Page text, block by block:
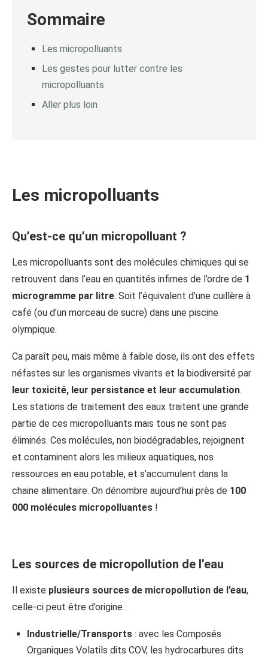
Sommaire
Les micropolluants
Les gestes pour lutter contre les
micropolluants
Aller plus loin
Les micropolluants
Qu’est-ce qu’un micropolluant ?
Les micropolluants sont des molécules chimiques qui se
retrouvent dans l’eau en quantités infimes de l’ordre de 1
microgramme par litre. Soit l’équivalent d’une cuillère à
café (ou d’un morceau de sucre) dans une piscine
olympique.
Ca paraît peu, mais même à faible dose, ils ont des effets
néfastes sur les organismes vivants et la biodiversité par
leur toxicité, leur persistance et leur accumulation.
Les stations de traitement des eaux traitent une grande
partie de ces micropolluants mais tous ne sont pas
éliminés. Ces molécules, non biodégradables, rejoignent
et contaminent alors les milieux aquatiques, nos
ressources en eau potable, et s’accumulent dans la
chaine alimentaire. On dénombre aujourd’hui près de 100
000 molécules micropolluantes !
Les sources de micropollution de l’eau
Il existe plusieurs sources de micropollution de l’eau,
celle-ci peut être d’origine :
Industrielle/Transports : avec les Composés
Organiques Volatils dits COV, les hydrocarbures dits